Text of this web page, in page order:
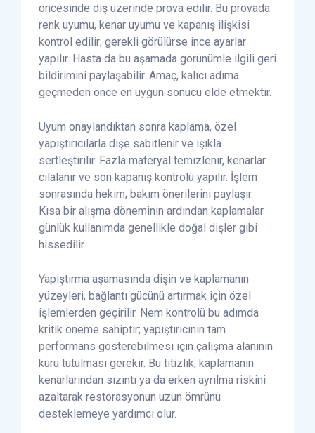
öncesinde diş üzerinde prova edilir. Bu provada
renk uyumu, kenar uyumu ve kapanış ilişkisi
kontrol edilir; gerekli görülürse ince ayarlar
yapılır. Hasta da bu aşamada görünümle ilgili geri
bildirimini paylaşabilir. Amaç, kalıcı adıma
geçmeden önce en uygun sonucu elde etmektir.
Uyum onaylandıktan sonra kaplama, özel
yapıştırıcılarla dişe sabitlenir ve ışıkla
sertleştirilir. Fazla materyal temizlenir, kenarlar
cilalanır ve son kapanış kontrolü yapılır. İşlem
sonrasında hekim, bakım önerilerini paylaşır.
Kısa bir alışma döneminin ardından kaplamalar
günlük kullanımda genellikle doğal dişler gibi
hissedilir.
Yapıştırma aşamasında dişin ve kaplamanın
yüzeyleri, bağlantı gücünü artırmak için özel
işlemlerden geçirilir. Nem kontrolü bu adımda
kritik öneme sahiptir; yapıştırıcının tam
performans gösterebilmesi için çalışma alanının
kuru tutulması gerekir. Bu titizlik, kaplamanın
kenarlarından sızıntı ya da erken ayrılma riskini
azaltarak restorasyonun uzun ömrünü
desteklemeye yardımcı olur.